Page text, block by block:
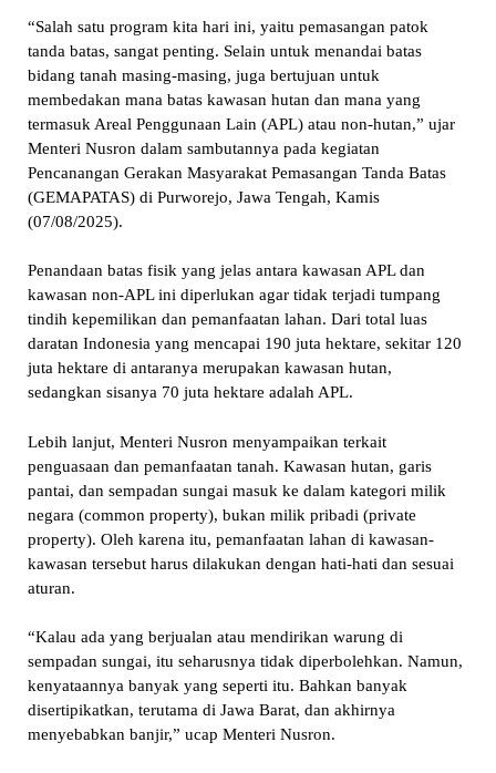
“Salah satu program kita hari ini, yaitu pemasangan patok
tanda batas, sangat penting. Selain untuk menandai batas
bidang tanah masing-masing, juga bertujuan untuk
membedakan mana batas kawasan hutan dan mana yang
termasuk Areal Penggunaan Lain (APL) atau non-hutan,” ujar
Menteri Nusron dalam sambutannya pada kegiatan
Pencanangan Gerakan Masyarakat Pemasangan Tanda Batas
(GEMAPATAS) di Purworejo, Jawa Tengah, Kamis
(07/08/2025).
Penandaan batas fisik yang jelas antara kawasan APL dan
kawasan non-APL ini diperlukan agar tidak terjadi tumpang
tindih kepemilikan dan pemanfaatan lahan. Dari total luas
daratan Indonesia yang mencapai 190 juta hektare, sekitar 120
juta hektare di antaranya merupakan kawasan hutan,
sedangkan sisanya 70 juta hektare adalah APL.
Lebih lanjut, Menteri Nusron menyampaikan terkait
penguasaan dan pemanfaatan tanah. Kawasan hutan, garis
pantai, dan sempadan sungai masuk ke dalam kategori milik
negara (common property), bukan milik pribadi (private
property). Oleh karena itu, pemanfaatan lahan di kawasan-
kawasan tersebut harus dilakukan dengan hati-hati dan sesuai
aturan.
“Kalau ada yang berjualan atau mendirikan warung di
sempadan sungai, itu seharusnya tidak diperbolehkan. Namun,
kenyataannya banyak yang seperti itu. Bahkan banyak
disertipikatkan, terutama di Jawa Barat, dan akhirnya
menyebabkan banjir,” ucap Menteri Nusron.